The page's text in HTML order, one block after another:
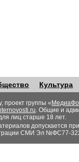
Культура
проект группы «
. Общие и
лиц старше 18 лет.
допускается
СМИ Эл №ФС77-